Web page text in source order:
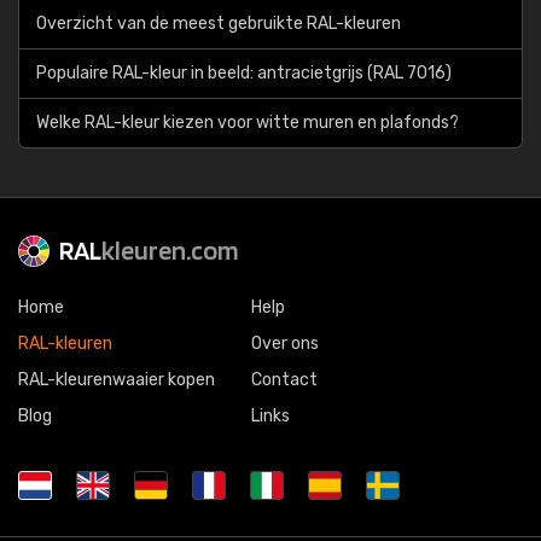
Overzicht van de meest gebruikte RAL-kleuren
Populaire RAL-kleur in beeld: antracietgrijs (RAL 7016)
Welke RAL-kleur kiezen voor witte muren en plafonds?
RALkleuren.com
Home
RAL-kleuren
RAL-kleurenwaaier kopen
Blog
Help
Over ons
Contact
Links